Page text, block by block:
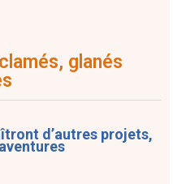
glanés
d’autres projets,